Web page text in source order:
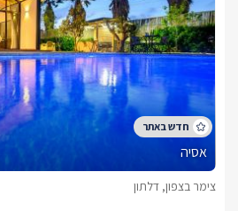
אסיה
צימר בצפון, דלתון